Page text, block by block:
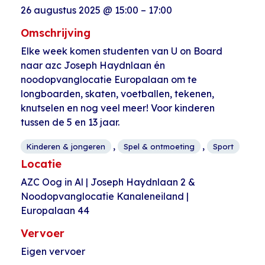
26 augustus 2025 @ 15:00 – 17:00
Omschrijving
Elke week komen studenten van U on Board
naar azc Joseph Haydnlaan én
noodopvanglocatie Europalaan om te
longboarden, skaten, voetballen, tekenen,
knutselen en nog veel meer! Voor kinderen
tussen de 5 en 13 jaar.
Kinderen & jongeren , Spel & ontmoeting , Sport
Locatie
AZC Oog in Al | Joseph Haydnlaan 2 &
Noodopvanglocatie Kanaleneiland |
Europalaan 44
Vervoer
Eigen vervoer